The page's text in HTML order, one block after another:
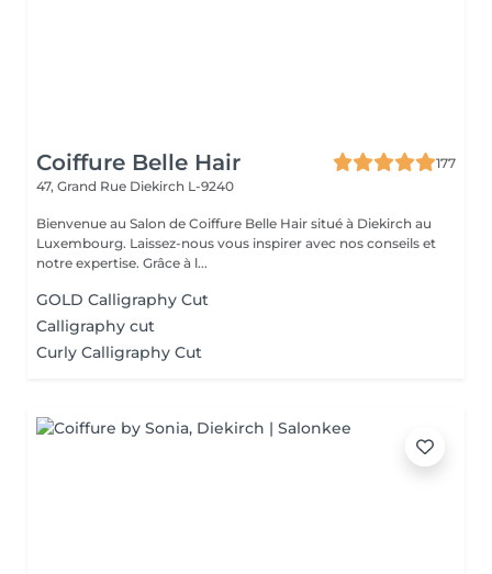
Coiffure Belle Hair
177
47, Grand Rue Diekirch L-9240
Bienvenue au Salon de Coiffure Belle Hair situé à Diekirch au
Luxembourg. Laissez-nous vous inspirer avec nos conseils et
notre expertise. Grâce à l...
GOLD Calligraphy Cut
Calligraphy cut
Curly Calligraphy Cut